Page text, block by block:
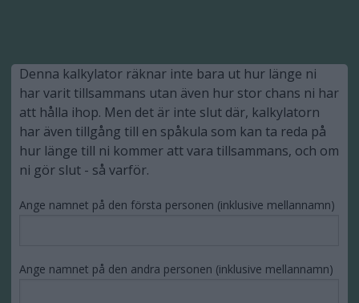
Denna kalkylator räknar inte bara ut hur länge ni
har varit tillsammans utan även hur stor chans ni har
att hålla ihop. Men det är inte slut där, kalkylatorn
har även tillgång till en spåkula som kan ta reda på
hur länge till ni kommer att vara tillsammans, och om
ni gör slut - så varför.
Ange namnet på den första personen (inklusive mellannamn)
Ange namnet på den andra personen (inklusive mellannamn)